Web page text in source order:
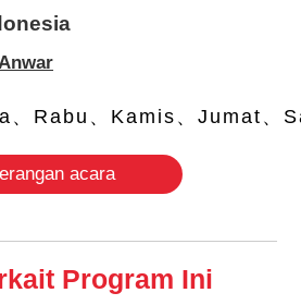
、Rabu、Kamis、Jumat、
acara
Program Ini